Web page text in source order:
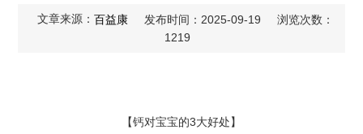
文章来源： 百益康 发布时间：2025-09-19
浏览次数：
1219
【钙对宝宝的3大好处】